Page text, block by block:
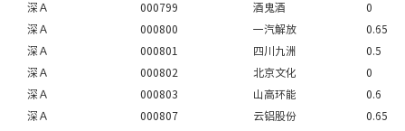
深Ａ
000799 酒鬼酒
0
深Ａ
000800 一汽解放
0.65
深Ａ
000801 四川九洲
0.5
深Ａ
000802 北京文化
0
深Ａ
000803 山高环能
0.6
深Ａ
000807 云铝股份
0.65